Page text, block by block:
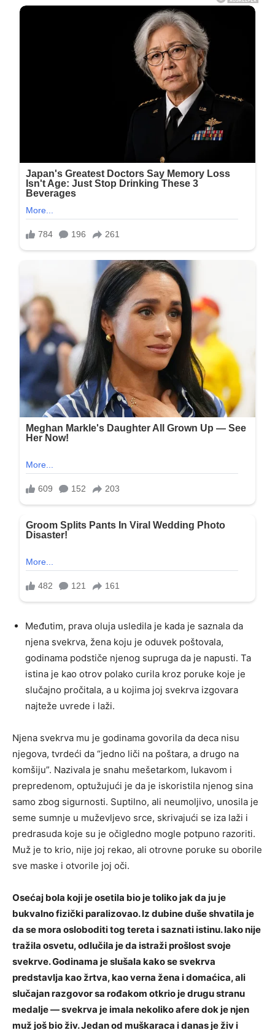
Međutim, prava oluja usledila je kada je saznala da
njena svekrva, žena koju je oduvek poštovala,
godinama podstiče njenog supruga da je napusti. Ta
istina je kao otrov polako curila kroz poruke koje je
slučajno pročitala, a u kojima joj svekrva izgovara
najteže uvrede i laži.
Njena svekrva mu je godinama govorila da deca nisu
njegova, tvrdeći da “jedno liči na poštara, a drugo na
komšiju”. Nazivala je snahu mešetarkom, lukavom i
prepredenom, optužujući je da je iskoristila njenog sina
samo zbog sigurnosti. Suptilno, ali neumoljivo, unosila je
seme sumnje u muževljevo srce, skrivajući se iza laži i
predrasuda koje su je očigledno mogle potpuno razoriti.
Muž je to krio, nije joj rekao, ali otrovne poruke su oborile
sve maske i otvorile joj oči.
Osećaj bola koji je osetila bio je toliko jak da ju je
bukvalno fizički paralizovao. Iz dubine duše shvatila je
da se mora osloboditi tog tereta i saznati istinu. Iako nije
tražila osvetu, odlučila je da istraži prošlost svoje
svekrve. Godinama je slušala kako se svekrva
predstavlja kao žrtva, kao verna žena i domaćica, ali
slučajan razgovor sa rođakom otkrio je drugu stranu
medalje — svekrva je imala nekoliko afere dok je njen
muž još bio živ. Jedan od muškaraca i danas je živ i